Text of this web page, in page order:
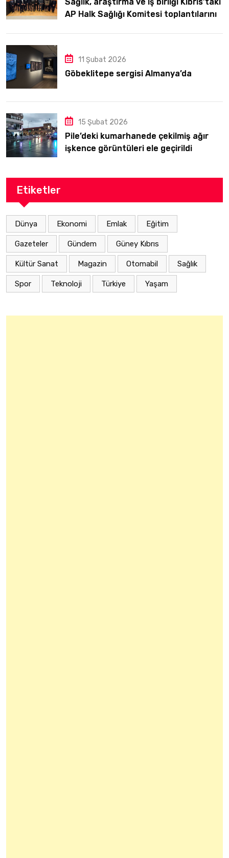
AP Halk Sağlığı Komitesi toplantılarının
11 Şubat 2026
Göbeklitepe sergisi Almanya’da
15 Şubat 2026
Pile’deki kumarhanede çekilmiş ağır
işkence görüntüleri ele geçirildi
Etiketler
Dünya Ekonomi Emlak Eğitim
Gazeteler Gündem Güney Kıbrıs
Kültür Sanat Magazin Otomabil Sağlık
Spor Teknoloji Türkiye Yaşam